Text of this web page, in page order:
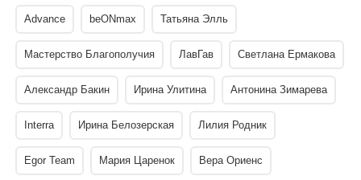
Advance beONmax Татьяна Элль
Мастерство Благополучия ЛавГав Светлана Ермакова
Александр Бакин Ирина Улитина Антонина Зимарева
Interra Ирина Белозерская Лилия Родник
Egor Team Мария Царенок Вера Ориенс